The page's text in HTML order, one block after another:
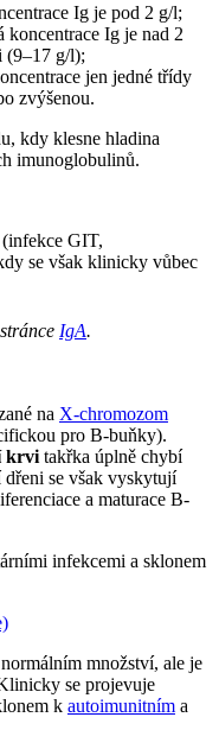
Ig je pod 2 g/l;
koncentrace Ig je nad 2
(9–17 g/l);
jen jedné třídy
zvýšenou.
kdy klesne hladina
imunoglobulinů.
GIT,
se však klinicky vůbec
IgA.
na X-chromozom
pro B-buňky).
krvi takřka úplně chybí
se však vyskytují
a maturace B-
infekcemi a sklonem
množství, ale je
se projevuje
k autoimunitním a